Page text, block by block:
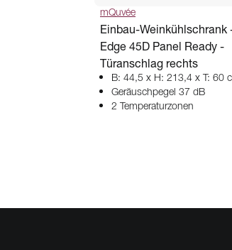
mQuvée
Einbau-Weinkühlschrank
Edge 45D Panel Ready -
Türanschlag rechts
B: 44,5 x H: 213,4 x T: 60
Geräuschpegel 37 dB
2 Temperaturzonen